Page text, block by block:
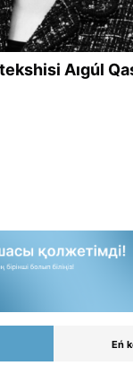
Aıgúl
Eń